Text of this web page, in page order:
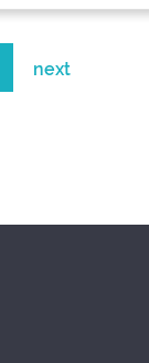
next